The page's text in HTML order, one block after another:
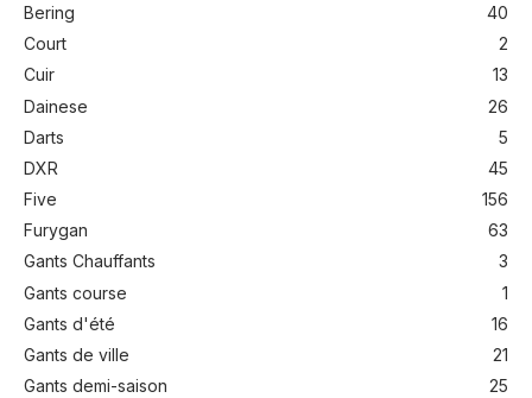
Bering
40
Court
2
Cuir
13
Dainese
26
Darts
5
DXR
45
Five
156
Furygan
63
Gants Chauffants
3
Gants course
1
Gants d'été
16
Gants de ville
21
Gants demi-saison
25